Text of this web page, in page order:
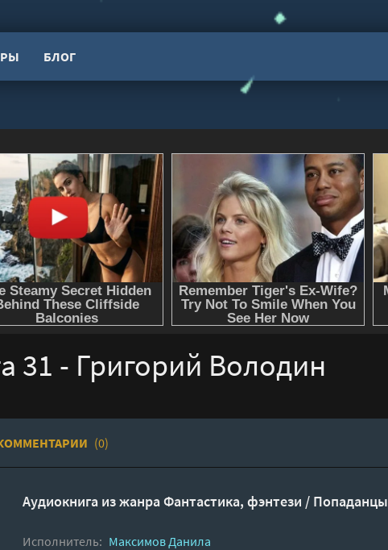
БЛОГ
31 - Григорий Володин
(0)
Аудиокнига из жанраФантастика, фэнтези / Попаданцы
Исполнитель: Максимов Данила